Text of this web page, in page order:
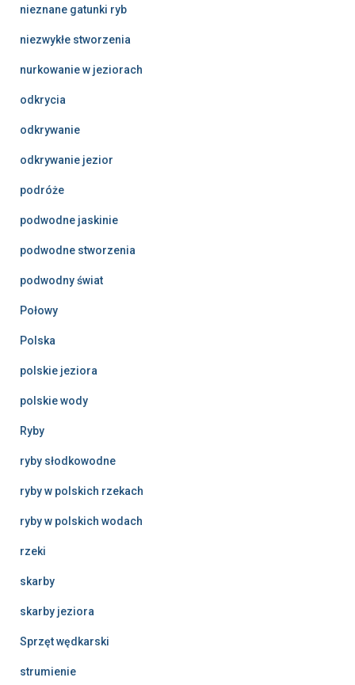
nieznane gatunki ryb
niezwykłe stworzenia
nurkowanie w jeziorach
odkrycia
odkrywanie
odkrywanie jezior
podróże
podwodne jaskinie
podwodne stworzenia
podwodny świat
Połowy
Polska
polskie jeziora
polskie wody
Ryby
ryby słodkowodne
ryby w polskich rzekach
ryby w polskich wodach
rzeki
skarby
skarby jeziora
Sprzęt wędkarski
strumienie